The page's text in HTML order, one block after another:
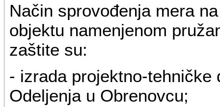
Način sprovođenja mera
objektu namenjenom
zaštite su:
- izrada projektno-tehničke
Odeljenja u Obrenovcu;